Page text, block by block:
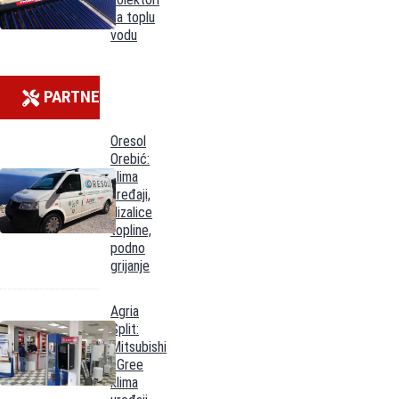
za toplu
vodu
PARTNERI
Oresol
Orebić:
klima
uređaji,
dizalice
topline,
podno
grijanje
Agria
Split:
Mitsubishi
i Gree
klima